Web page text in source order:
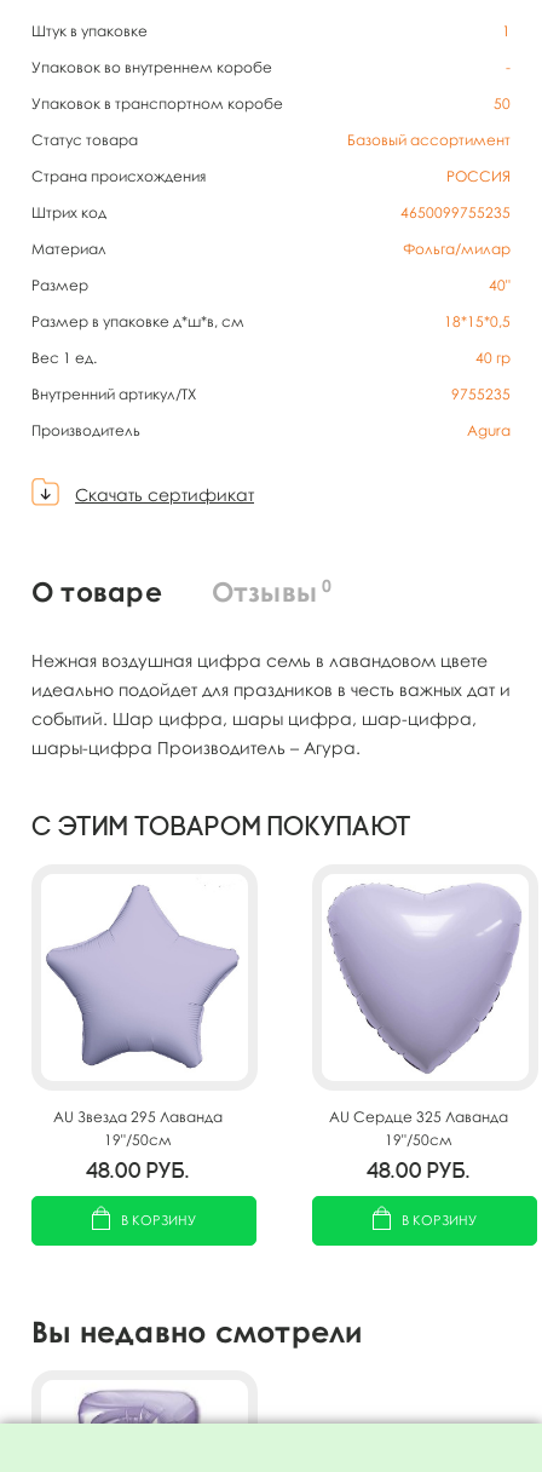
Штук в упаковке
1
Упаковок во внутреннем коробе
-
Упаковок в транспортном коробе
50
Статус товара
Базовый ассортимент
Страна происхождения
РОССИЯ
Штрих код
4650099755235
Материал
Фольга/милар
Размер
40"
Размер в упаковке д*ш*в, см
18*15*0,5
Вес 1 ед.
40 гр
Внутренний артикул/TX
9755235
Производитель
Agura
Скачать сертификат
О товаре Отзывы 0
Нежная воздушная цифра семь в лавандовом цвете
идеально подойдет для праздников в честь важных дат и
событий. Шар цифра, шары цифра, шар-цифра,
шары-цифра Производитель – Агура.
С этим товаром покупают
AU Звезда 295 Лаванда
19"/50см
48.00 руб.
В КОРЗИНУ
AU Сердце 325 Лаванда
19"/50см
48.00 руб.
В КОРЗИНУ
Вы недавно смотрели